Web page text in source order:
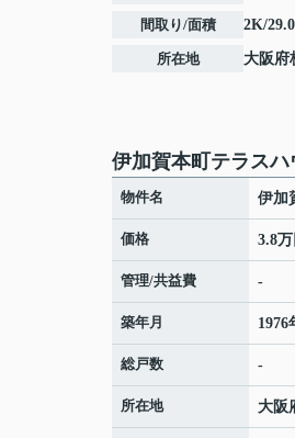
間取り/面積 2K/
所在地 大阪府
伊加賀本町テラス
物件名 伊加
価格 3.8万
管理/共益費 -
築年月 1976
総戸数 -
所在地 大阪